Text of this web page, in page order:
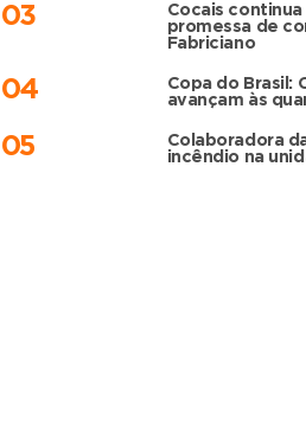
03
Cocais
promessa de
Fabriciano
04
Copa do Brasil:
avançam às
05
Colaboradora
incêndio na